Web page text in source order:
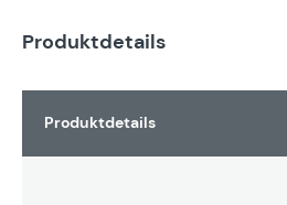
Produktdetails
Produktdetails